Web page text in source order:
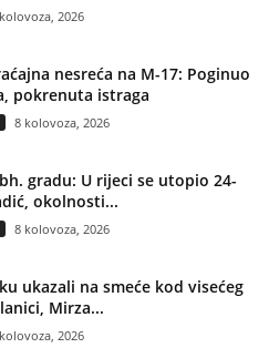
2026
nesreća na M-17: Poginuo
pokrenuta istraga
8 kolovoza, 2026
gradu: U rijeci se utopio 24-
okolnosti...
8 kolovoza, 2026
ukazali na smeće kod visećeg
Mirza...
2026